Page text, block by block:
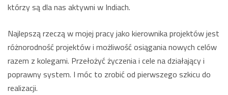
którzy są dla nas aktywni w Indiach.
Najlepszą rzeczą w mojej pracy jako kierownika projektów jest
różnorodność projektów i możliwość osiągania nowych celów
razem z kolegami. Przełożyć życzenia i cele na działający i
poprawny system. I móc to zrobić od pierwszego szkicu do
realizacji.